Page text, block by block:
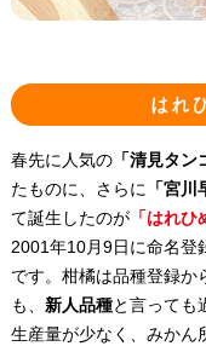
はれ
春先に人気の「清見タン
たものに、さらに 「宮
て誕生したのが「はれひ
2001年10月9日に命名登
です。柑橘は品種登録か
も、 新人品種と言っても
生産量が少なく、みかん